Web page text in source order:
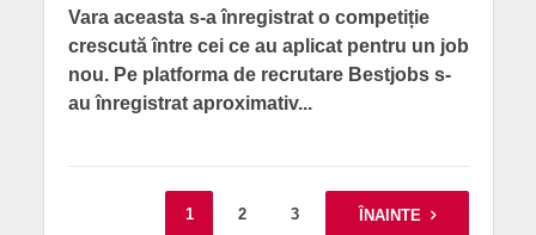
Vara aceasta s-a înregistrat o competiție
crescută între cei ce au aplicat pentru un job
nou. Pe platforma de recrutare Bestjobs s-
au înregistrat aproximativ...
1 2 3 ÎNAINTE